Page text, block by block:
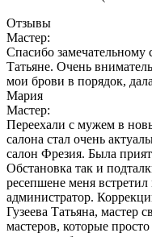
Отзывы
Мастер:
Спасибо замечательному
Татьяне. Очень
мои брови в порядок,
Мария
Мастер:
Переехали с мужем в
салона стал очень
салон Фрезия. Была
Обстановка так и
ресепшене меня
администратор.
Гузеева Татьяна, мастер
мастеров, которые